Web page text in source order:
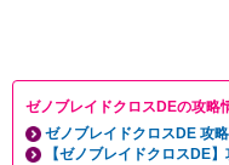
ゼノブレイドクロスDEの攻略
ゼノブレイドクロスDE 攻
【ゼノブレイドクロスDE